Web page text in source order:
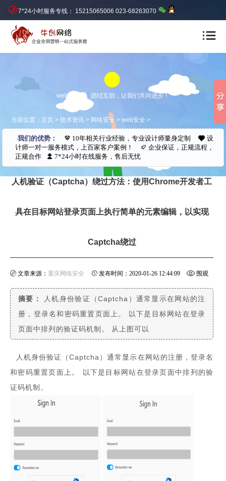
7*24小时服务专线： 15215065006 023-68263070
web安全 团结互助，让我们共同进步！
当前位置： 主页 >技术资讯 > 网络安全 >web安全 >
我们的优势： 10年相关行业经验，专业设计师量身定制
设
计师一对一服务模式，上百家客户案例！
企业保证，正规流程，
正规合作
7*24小时在线服务，售后无忧
人机验证（Captcha）绕过方法：使用Chrome开发者工
具在目标网站登录页面上执行简单的元素编辑，以实现
Captcha绕过
文章来源： 重庆网络安全 发布时间：2020-01-26 12:44:09 围观
次数： 9878
分享到:
摘要：
人机身份验证（Captcha）通常显示在网站的注
册，登录名和密码重置页面上。 以下是目标网站在登录
页面中排列的验证码机制。 从上图可以
人机身份验证（Captcha）通常显示在网站的注册，登录名
和密码重置页面上。 以下是目标网站在登录页面中排列的验
证码机制。